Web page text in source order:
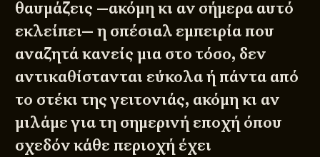
θαυμάζεις —ακόμη κι αν σήμερα αυτό
εκλείπει— η σπέσιαλ εμπειρία που
αναζητά κανείς μια στο τόσο, δεν
αντικαθίστανται εύκολα ή πάντα από
το στέκι της γειτονιάς, ακόμη κι αν
μιλάμε για τη σημερινή εποχή όπου
σχεδόν κάθε περιοχή έχει